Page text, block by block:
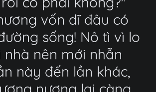
vốn dĩ đâu có
sống! Nô tì vì lo
nhà nên mới nhẫn
này đến lần khác,